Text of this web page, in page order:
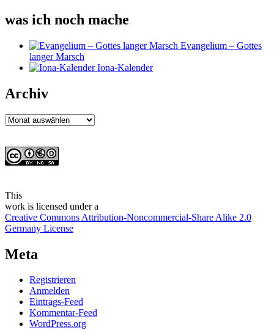
was ich noch mache
Evangelium – Gottes
langer Marsch
Iona-Kalender
Archiv
Archiv
This
work is licensed under a
Creative Commons Attribution-Noncommercial-Share Alike 2.0
Germany License
Meta
Registrieren
Anmelden
Eintrags-Feed
Kommentar-Feed
WordPress.org